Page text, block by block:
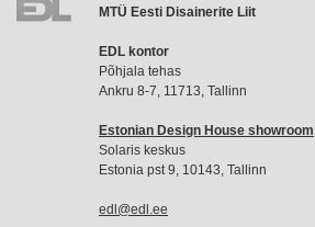
liikmemaks
MTÜ Eesti Disainerite Liit
EDL kontor
Põhjala tehas
Ankru 8-7, 11713, Tallinn
Estonian Design House showroom
Solaris keskus
Estonia pst 9, 10143, Tallinn
edl@edl.ee